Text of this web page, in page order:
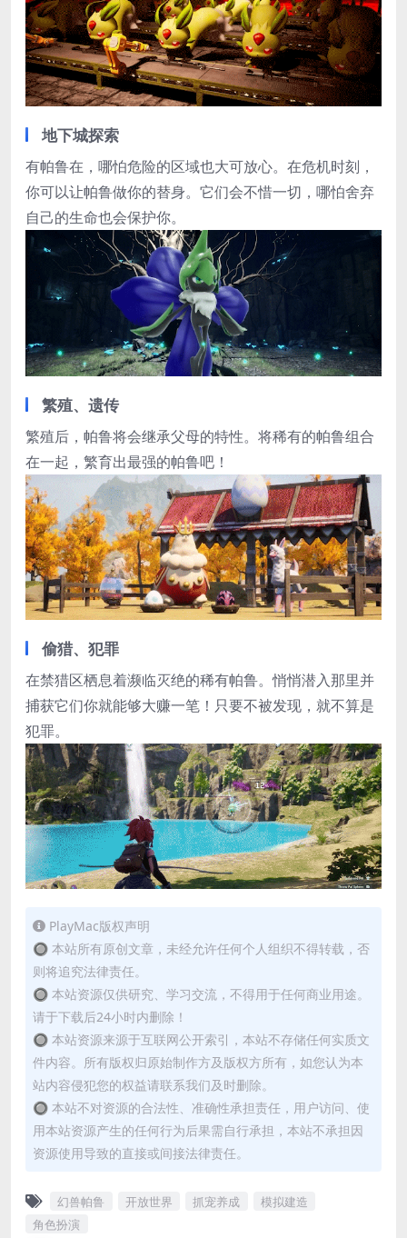
地下城探索
有帕鲁在，哪怕危险的区域也大可放心。在危机时刻，
你可以让帕鲁做你的替身。它们会不惜一切，哪怕舍弃
自己的生命也会保护你。
繁殖、遗传
繁殖后，帕鲁将会继承父母的特性。将稀有的帕鲁组合
在一起，繁育出最强的帕鲁吧！
偷猎、犯罪
在禁猎区栖息着濒临灭绝的稀有帕鲁。悄悄潜入那里并
捕获它们你就能够大赚一笔！只要不被发现，就不算是
犯罪。
PlayMac版权声明
🔘 本站所有原创文章，未经允许任何个人组织不得转载，否
则将追究法律责任。
🔘 本站资源仅供研究、学习交流，不得用于任何商业用途。
请于下载后24小时内删除！
🔘 本站资源来源于互联网公开索引，本站不存储任何实质文
件内容。所有版权归原始制作方及版权方所有，如您认为本
站内容侵犯您的权益请联系我们及时删除。
🔘 本站不对资源的合法性、准确性承担责任，用户访问、使
用本站资源产生的任何行为后果需自行承担，本站不承担因
资源使用导致的直接或间接法律责任。
幻兽帕鲁 开放世界 抓宠养成
模拟建造
角色扮演